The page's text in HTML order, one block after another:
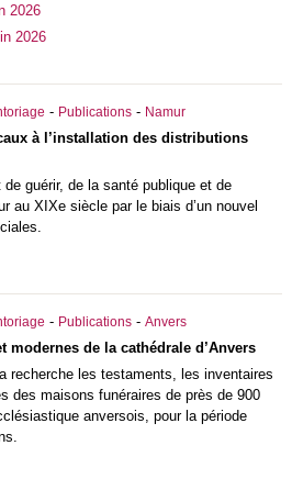
2026
2026
- Publications- Namur
à l’installation des distributions
de guérir, de la santé publique et de
au XIXe siècle par le biais d’un nouvel
- Publications- Anvers
modernes de la cathédrale d’Anvers
recherche les testaments, les inventaires
des maisons funéraires de près de 900
anversois, pour la période